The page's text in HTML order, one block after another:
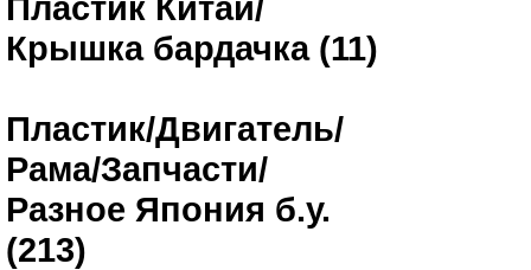
Крышка бардачка (11)
Пластик/Двигатель/
Рама/Запчасти/
Разное Япония б.у.
(213)